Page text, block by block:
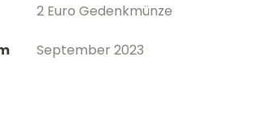
2 Euro Gedenkmünze
September 2023